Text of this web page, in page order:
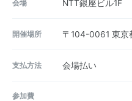
会場 NTT銀座ビル1F
開催場所 〒104-0061 東京
支払方法 会場払い
参加費